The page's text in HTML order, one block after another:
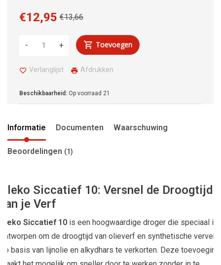
€13,66
€12,95
+
- Toevoegen
Verlanglijst Afdrukken
Beschikbaarheid: Op voorraad 21
Informatie Documenten Waarschuwing
Beoordelingen (1)
Bleko Siccatief 10: Versnel de Droogtijd
van je Verf
Bleko Siccatief 10 is een hoogwaardige droger die speciaal is
ontworpen om de droogtijd van olieverf en synthetische verven
op basis van lijnolie en alkydhars te verkorten. Deze toevoeging